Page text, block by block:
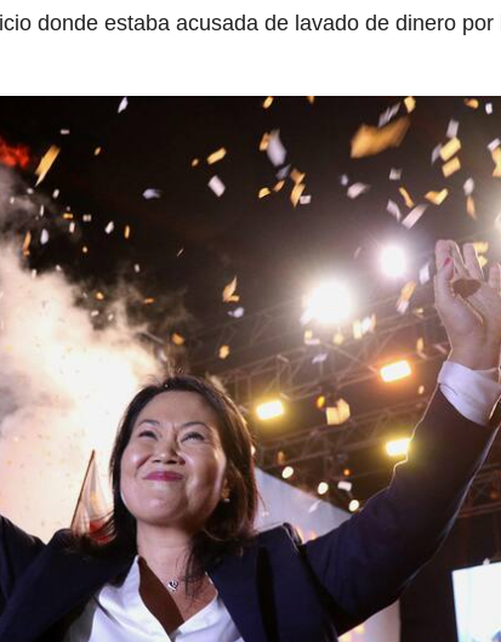
donde estaba acusada de lavado de dinero